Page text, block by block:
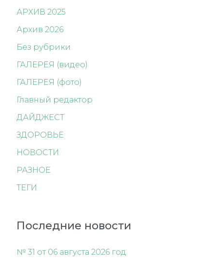
АРХИВ 2025
Архив 2026
Без рубрики
ГАЛЕРЕЯ (видео)
ГАЛЕРЕЯ (фото)
Главный редактор
ДАЙДЖЕСТ
ЗДОРОВЬЕ
НОВОСТИ
РАЗНОЕ
ТЕГИ
Последние новости
№ 31 от 06 августа 2026 год